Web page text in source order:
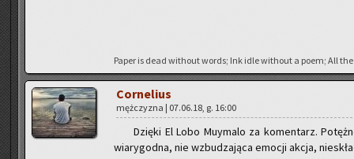
Paper is dead wi­tho­ut words; Ink idle wi­tho­ut a poem; All
Cor­ne­lius
męż­czy­zna | 07.06.18, g. 16:00
Dzię­ki El Lobo Muy­ma­lo za ko­men­tarz.
wia­ry­god­na, nie wzbu­dza­ją­ca emo­cji akcja,